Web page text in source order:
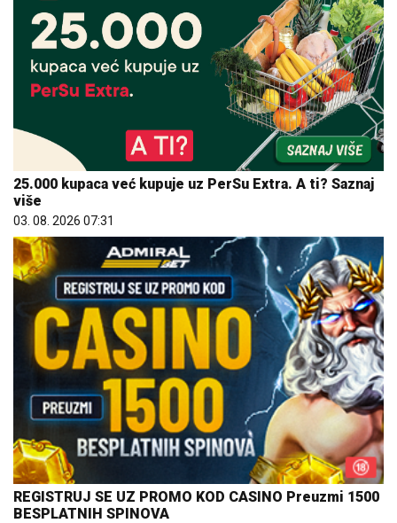
25.000 kupaca već kupuje uz PerSu Extra. A ti? Saznaj
više
03. 08. 2026 07:31
REGISTRUJ SE UZ PROMO KOD CASINO Preuzmi 1500
BESPLATNIH SPINOVA